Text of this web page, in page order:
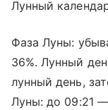
Лунный
Фаза Луны:
36%. Лунный
лунный день,
Луны: до 09:21